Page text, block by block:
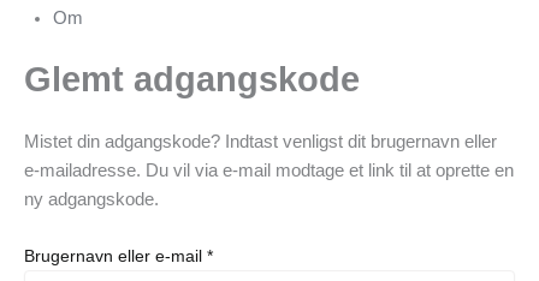
Om
Glemt adgangskode
Mistet din adgangskode? Indtast venligst dit brugernavn eller
e-mailadresse. Du vil via e-mail modtage et link til at oprette en
ny adgangskode.
Brugernavn eller e-mail *